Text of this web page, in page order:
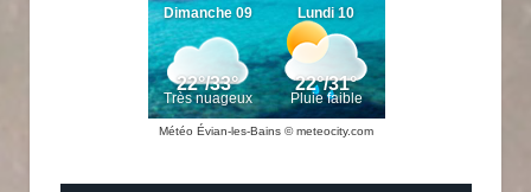
Météo Évian-les-Bains © meteocity.com